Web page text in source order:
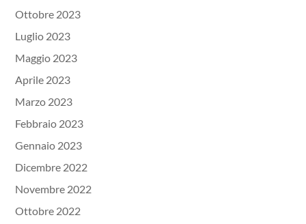
Ottobre 2023
Luglio 2023
Maggio 2023
Aprile 2023
Marzo 2023
Febbraio 2023
Gennaio 2023
Dicembre 2022
Novembre 2022
Ottobre 2022